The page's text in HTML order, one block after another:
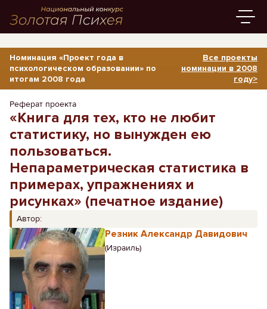
Номинация «Проект года в
психологическом образовании» по
итогам 2008 года
Все проекты
номинации в 2008
году>
Реферат проекта
«Книга для тех, кто не любит
статистику, но вынужден ею
пользоваться.
Непараметрическая статистика в
примерах, упражнениях и
рисунках» (печатное издание)
Автор:
Резник Александр Давидович
(Израиль)